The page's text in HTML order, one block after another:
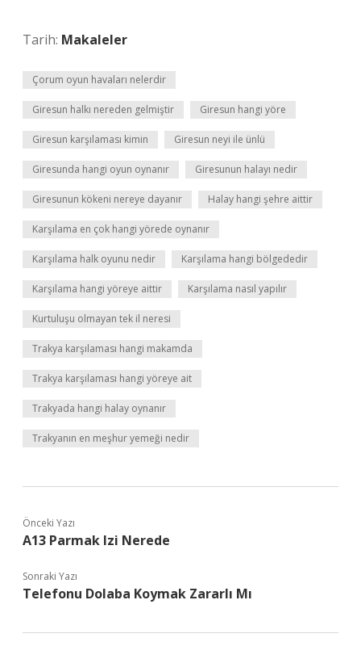
Tarih: Makaleler
Çorum oyun havaları nelerdir
Giresun halkı nereden gelmiştir Giresun hangi yöre
Giresun karşılaması kimin Giresun neyi ile ünlü
Giresunda hangi oyun oynanır Giresunun halayı nedir
Giresunun kökeni nereye dayanır Halay hangi şehre aittir
Karşılama en çok hangi yörede oynanır
Karşılama halk oyunu nedir Karşılama hangi bölgededir
Karşılama hangi yöreye aittir Karşılama nasıl yapılır
Kurtuluşu olmayan tek il neresi
Trakya karşılaması hangi makamda
Trakya karşılaması hangi yöreye ait
Trakyada hangi halay oynanır
Trakyanın en meşhur yemeği nedir
Önceki Yazı
A13 Parmak Izi Nerede
Sonraki Yazı
Telefonu Dolaba Koymak Zararlı Mı